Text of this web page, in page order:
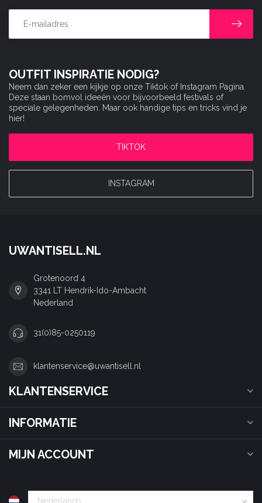
OUTFIT INSPIRATIE NODIG?
Neem dan zeker een kijkje op onze Tiktok of Instagram Pagina.
Deze staan bomvol ideeën voor bijvoorbeeld festivals of
speciale gelegenheden. Maar ook handige tips en tricks vind je
hier!
TIKTOK
INSTAGRAM
UWANTISELL.NL
Grotenoord 4
3341 LT Hendrik-Ido-Ambacht
Nederland
31(0)85-0250119
klantenservice@uwantisell.nl
KLANTENSERVICE
INFORMATIE
MIJN ACCOUNT